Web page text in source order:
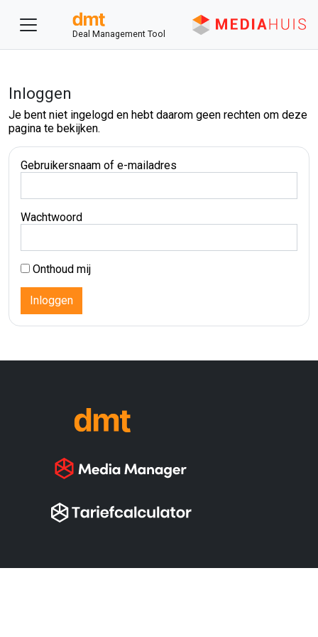
Deal Management Tool
Inloggen
Je bent niet ingelogd en hebt daarom geen rechten om deze
pagina te bekijken.
Gebruikersnaam of e-mailadres
Wachtwoord
Onthoud mij